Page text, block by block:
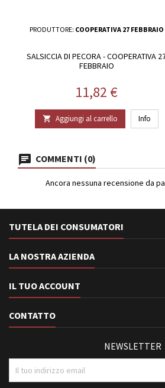
PRODUTTORE: COOPERATIVA 27 FEBBRAIO
SALSICCIA DI PECORA - COOPERATIVA
FEBBRAIO
Prezzo
11,82 €
 Aggiungi al carrello Info
COMMENTI (0)
Ancora nessuna recensione da
TUTELA DEI CONSUMATORI
LA NOSTRA AZIENDA
IL TUO ACCOUNT
CONTATTO
NEWSLETTER